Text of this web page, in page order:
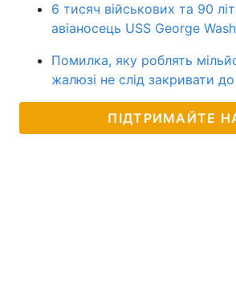
6 тисяч військових та 90
авіаносець USS George
Помилка, яку роблять
жалюзі не слід закривати до
ПІДТРИМАЙТЕ